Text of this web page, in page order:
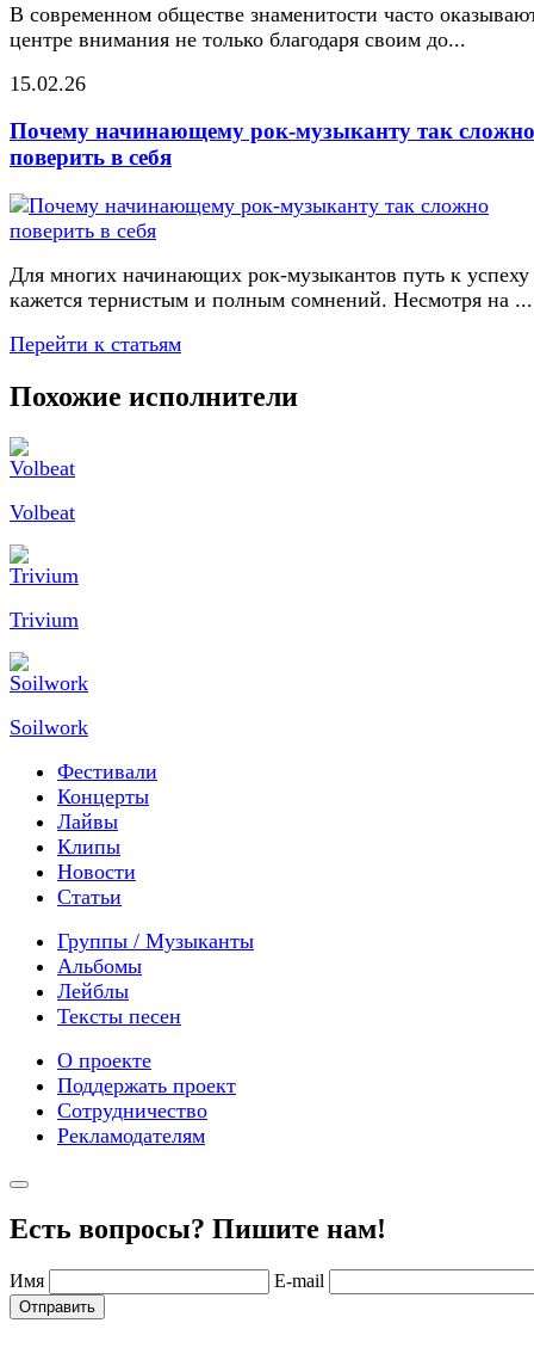
В современном обществе знаменитости часто
центре внимания не только благодаря своим до...
15.02.26
Почему начинающему рок-музыканту так сложно
поверить в себя
Для многих начинающих рок-музыкантов путь к успеху
кажется тернистым и полным сомнений. Несмотря на ...
Перейти к статьям
Похожие исполнители
Volbeat
Trivium
Soilwork
Фестивали
Концерты
Лайвы
Клипы
Новости
Статьи
Группы / Музыканты
Альбомы
Лейблы
Тексты песен
О проекте
Поддержать проект
Сотрудничество
Рекламодателям
Есть вопросы? Пишите нам!
Имя E-mail